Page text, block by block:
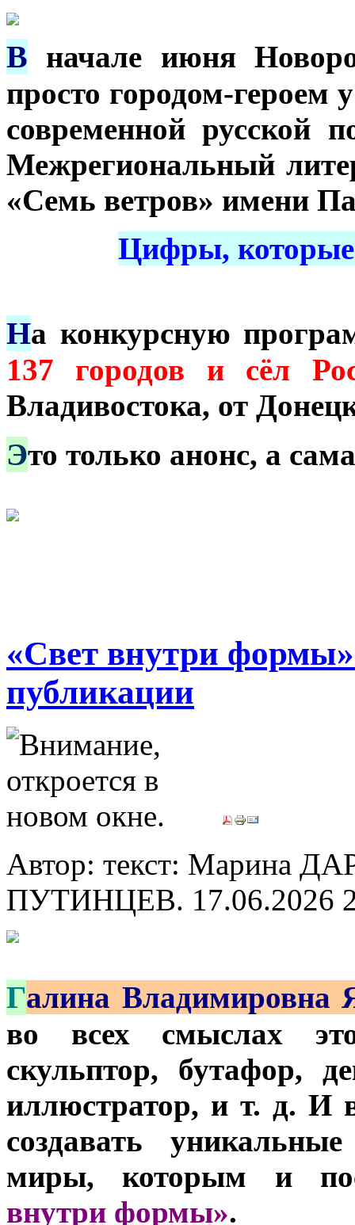
В начале июня
просто городом-героем
современной русской
Межрегиональный
«Семь ветров» имени
Цифры, которые
На конкурсную
137 городов и сёл
Владивостока, от
Это только анонс, а
«Свет внутри
публикации
Автор: текст: Марина
ПУТИНЦЕВ. 17.06.2026
Галина Владимировна
во всех смыслах
скульптор, бутафор,
иллюстратор, и т. д. И
создавать
миры, которым и
внутри формы».